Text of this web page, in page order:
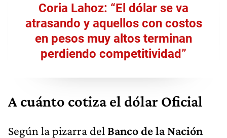
Coria Lahoz: “El dólar se va
atrasando y aquellos con costos
en pesos muy altos terminan
perdiendo competitividad”
A cuánto cotiza el dólar Oficial
Según la pizarra del Banco de la Nación